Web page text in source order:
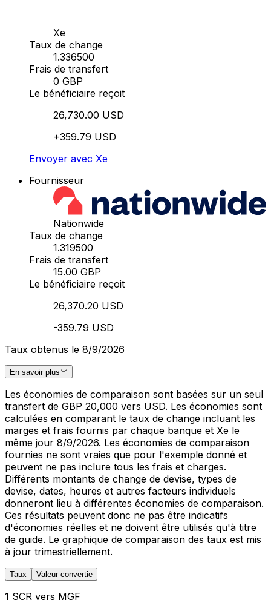
Xe
Taux de change
1.336500
Frais de transfert
0 GBP
Le bénéficiaire reçoit
26,730.00 USD
+359.79 USD
Envoyer avec Xe
Fournisseur
Nationwide
Taux de change
1.319500
Frais de transfert
15.00 GBP
Le bénéficiaire reçoit
26,370.20 USD
-359.79 USD
Taux obtenus le 8/9/2026
En savoir plus
Les économies de comparaison sont basées sur un seul
transfert de GBP 20,000 vers USD. Les économies sont
calculées en comparant le taux de change incluant les
marges et frais fournis par chaque banque et Xe le
même jour 8/9/2026. Les économies de comparaison
fournies ne sont vraies que pour l'exemple donné et
peuvent ne pas inclure tous les frais et charges.
Différents montants de change de devise, types de
devise, dates, heures et autres facteurs individuels
donneront lieu à différentes économies de comparaison.
Ces résultats peuvent donc ne pas être indicatifs
d'économies réelles et ne doivent être utilisés qu'à titre
de guide. Le graphique de comparaison des taux est mis
à jour trimestriellement.
Taux Valeur convertie
1 SCR vers MGF